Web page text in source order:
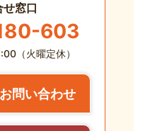
窓口
603
（火曜定休）
問い合わせ